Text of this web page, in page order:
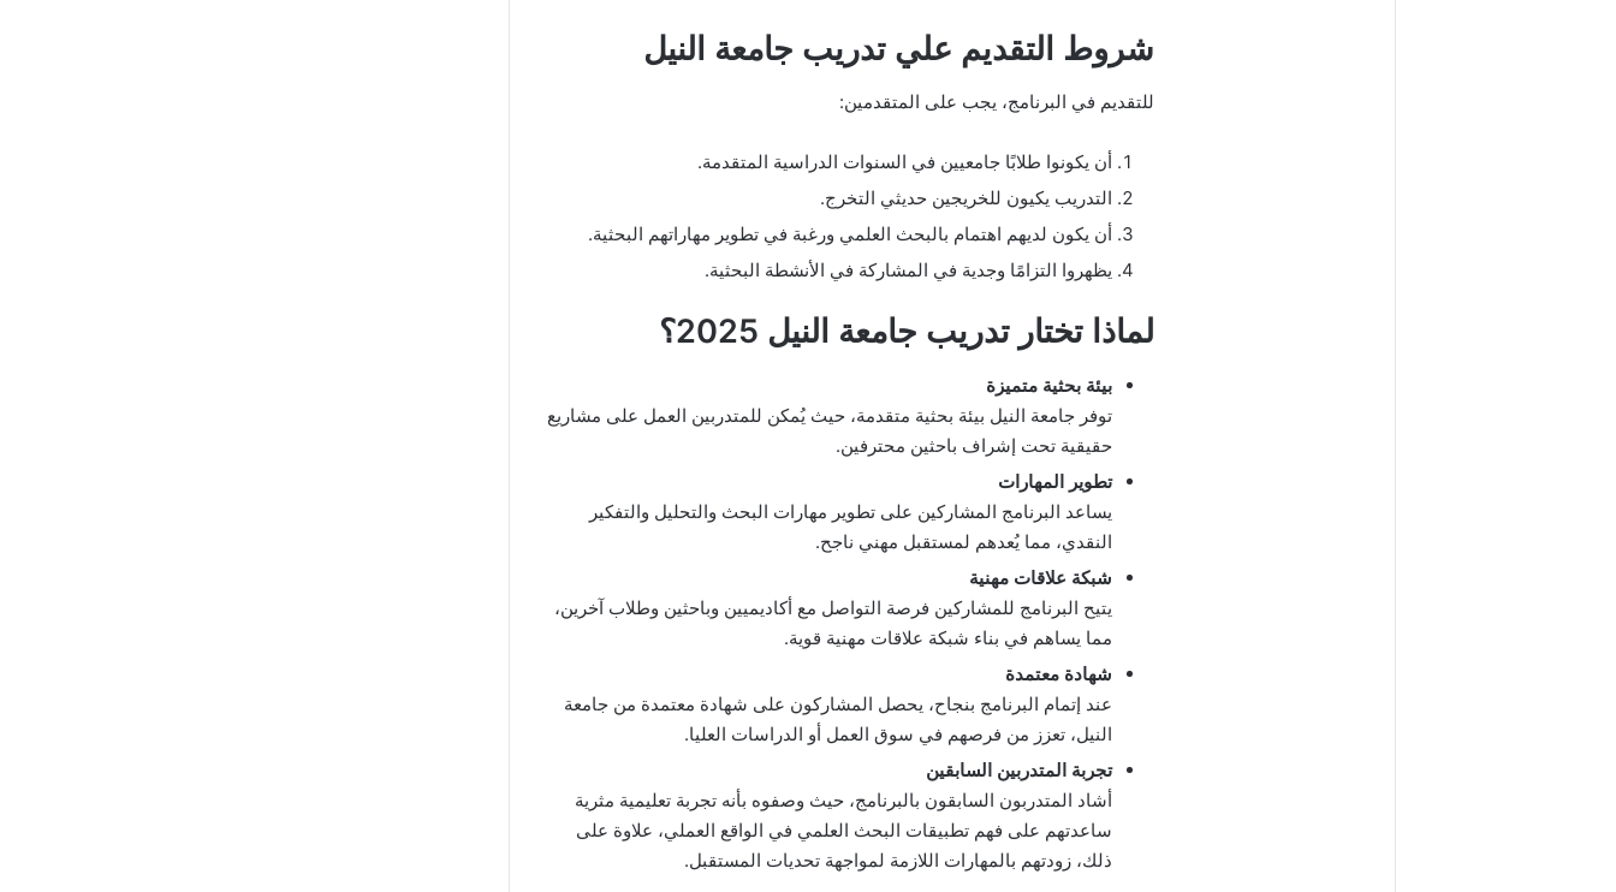
شروط التقديم علي تدريب جامعة النيل
للتقديم في البرنامج، يجب على المتقدمين:
أن يكونوا طلابًا جامعيين في السنوات الدراسية المتقدمة.
التدريب يكيون للخريجين حديثي التخرج.
أن يكون لديهم اهتمام بالبحث العلمي ورغبة في تطوير مهاراتهم البحثية.
يظهروا التزامًا وجدية في المشاركة في الأنشطة البحثية.
لماذا تختار تدريب جامعة النيل 2025؟
بيئة بحثية متميزة
توفر جامعة النيل بيئة بحثية متقدمة، حيث يُمكن للمتدربين العمل على مشاريع
حقيقية تحت إشراف باحثين محترفين.
تطوير المهارات
يساعد البرنامج المشاركين على تطوير مهارات البحث والتحليل والتفكير
النقدي، مما يُعدهم لمستقبل مهني ناجح.
شبكة علاقات مهنية
يتيح البرنامج للمشاركين فرصة التواصل مع أكاديميين وباحثين وطلاب آخرين،
مما يساهم في بناء شبكة علاقات مهنية قوية.
شهادة معتمدة
عند إتمام البرنامج بنجاح، يحصل المشاركون على شهادة معتمدة من جامعة
النيل، تعزز من فرصهم في سوق العمل أو الدراسات العليا.
تجربة المتدربين السابقين
أشاد المتدربون السابقون بالبرنامج، حيث وصفوه بأنه تجربة تعليمية مثرية
ساعدتهم على فهم تطبيقات البحث العلمي في الواقع العملي، علاوة على
ذلك، زودتهم بالمهارات اللازمة لمواجهة تحديات المستقبل.